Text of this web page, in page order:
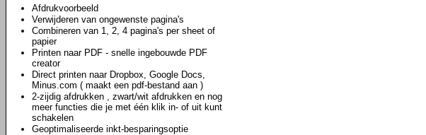
Afdrukvoorbeeld
Verwijderen van ongewenste pagina's
Combineren van 1, 2, 4 pagina's per sheet of
papier
Printen naar PDF - snelle ingebouwde PDF
creator
Direct printen naar Dropbox, Google Docs,
Minus.com ( maakt een pdf-bestand aan )
2-zijdig afdrukken , zwart/wit afdrukken en nog
meer functies die je met één klik in- of uit kunt
schakelen
Geoptimaliseerde inkt-besparingsoptie